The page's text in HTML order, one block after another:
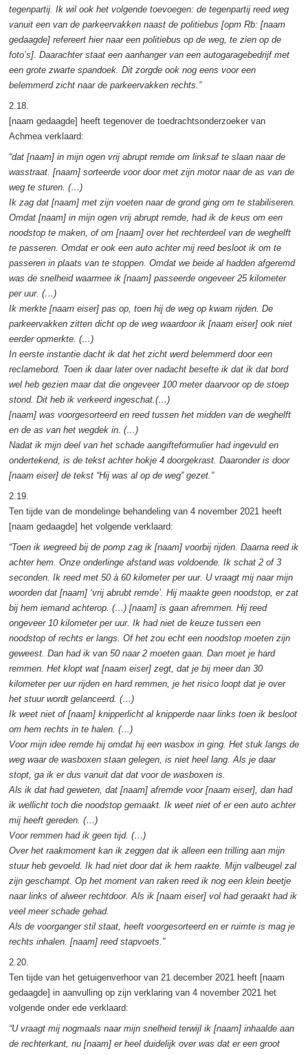
tegenpartij. Ik wil ook het volgende toevoegen: de tegenpartij reed weg
vanuit een van de parkeervakken naast de politiebus [opm Rb: [naam
gedaagde] refereert hier naar een politiebus op de weg, te zien op de
foto’s]. Daarachter staat een aanhanger van een autogaragebedrijf met
een grote zwarte spandoek. Dit zorgde ook nog eens voor een
belemmerd zicht naar de parkeervakken rechts.”
2.18.
[naam gedaagde] heeft tegenover de toedrachtsonderzoeker van
Achmea verklaard:
“dat [naam] in mijn ogen vrij abrupt remde om linksaf te slaan naar de
wasstraat. [naam] sorteerde voor door met zijn motor naar de as van de
weg te sturen. (…)
Ik zag dat [naam] met zijn voeten naar de grond ging om te stabiliseren.
Omdat [naam] in mijn ogen vrij abrupt remde, had ik de keus om een
noodstop te maken, of om [naam] over het rechterdeel van de weghelft
te passeren. Omdat er ook een auto achter mij reed besloot ik om te
passeren in plaats van te stoppen. Omdat we beide al hadden afgeremd
was de snelheid waarmee ik [naam] passeerde ongeveer 25 kilometer
per uur. (…)
Ik merkte [naam eiser] pas op, toen hij de weg op kwam rijden. De
parkeervakken zitten dicht op de weg waardoor ik [naam eiser] ook niet
eerder opmerkte. (…)
In eerste instantie dacht ik dat het zicht werd belemmerd door een
reclamebord. Toen ik daar later over nadacht besefte ik dat ik dat bord
wel heb gezien maar dat die ongeveer 100 meter daarvoor op de stoep
stond. Dit heb ik verkeerd ingeschat.(…)
[naam] was voorgesorteerd en reed tussen het midden van de weghelft
en de as van het wegdek in. (…)
Nadat ik mijn deel van het schade aangifteformulier had ingevuld en
ondertekend, is de tekst achter hokje 4 doorgekrast. Daaronder is door
[naam eiser] de tekst “Hij was al op de weg” gezet.”
2.19.
Ten tijde van de mondelinge behandeling van 4 november 2021 heeft
[naam gedaagde] het volgende verklaard:
“Toen ik wegreed bij de pomp zag ik [naam] voorbij rijden. Daarna reed ik
achter hem. Onze onderlinge afstand was voldoende. Ik schat 2 of 3
seconden. Ik reed met 50 à 60 kilometer per uur. U vraagt mij naar mijn
woorden dat [naam] ‘vrij abrubt remde’. Hij maakte geen noodstop, er zat
bij hem iemand achterop. (…) [naam] is gaan afremmen. Hij reed
ongeveer 10 kilometer per uur. Ik had niet de keuze tussen een
noodstop of rechts er langs. Of het zou echt een noodstop moeten zijn
geweest. Dan had ik van 50 naar 2 moeten gaan. Dan moet je hard
remmen. Het klopt wat [naam eiser] zegt, dat je bij meer dan 30
kilometer per uur rijden en hard remmen, je het risico loopt dat je over
het stuur wordt gelanceerd. (…)
Ik weet niet of [naam] knipperlicht al knipperde naar links toen ik besloot
om hem rechts in te halen. (…)
Voor mijn idee remde hij omdat hij een wasbox in ging. Het stuk langs de
weg waar de wasboxen staan gelegen, is niet heel lang. Als je daar
stopt, ga ik er dus vanuit dat dat voor de wasboxen is.
Als ik dat had geweten, dat [naam] afremde voor [naam eiser], dan had
ik wellicht toch die noodstop gemaakt. Ik weet niet of er een auto achter
mij heeft gereden. (…)
Voor remmen had ik geen tijd. (…)
Over het raakmoment kan ik zeggen dat ik alleen een trilling aan mijn
stuur heb gevoeld. Ik had niet door dat ik hem raakte. Mijn valbeugel zal
zijn geschampt. Op het moment van raken reed ik nog een klein beetje
naar links of alweer rechtdoor. Als ik [naam eiser] vol had geraakt had ik
veel meer schade gehad.
Als de voorganger stil staat, heeft voorgesorteerd en er ruimte is mag je
rechts inhalen. [naam] reed stapvoets.”
2.20.
Ten tijde van het getuigenverhoor van 21 december 2021 heeft [naam
gedaagde] in aanvulling op zijn verklaring van 4 november 2021 het
volgende onder ede verklaard:
“U vraagt mij nogmaals naar mijn snelheid terwijl ik [naam] inhaalde aan
de rechterkant, nu [naam] er heel duidelijk over was dat er een groot